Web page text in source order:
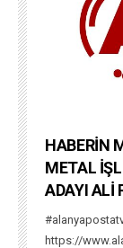
HABERİN
METAL
ADAYI ALİ
https://